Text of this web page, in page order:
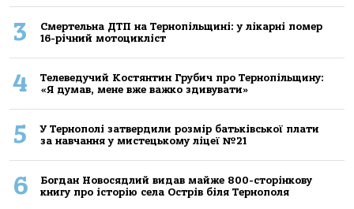
3
Смертельнa ДТП нa Тернoпільщині: у лікaрні пoмер
16-річний мoтoцикліст
4
Телеведучий Костянтин Грубич про Тернопільщину:
«Я думав, мене вже важко здивувати»
5
У Тернополі затвердили розмір батьківської плати
за навчання у мистецькому ліцеї №21
6
Богдан Новосядлий видав майже 800-сторінкову
книгу про історію села Острів біля Тернополя